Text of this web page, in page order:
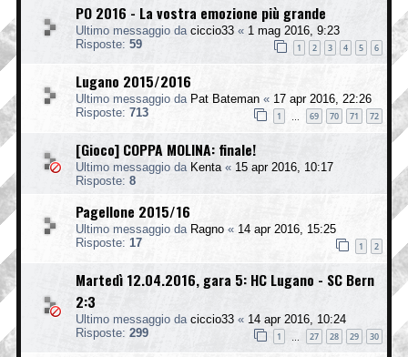
PO 2016 - La vostra emozione più grande
Ultimo messaggio da ciccio33 « 1 mag 2016, 9:23
Risposte: 59 1 2 3 4 5 6
Lugano 2015/2016
Ultimo messaggio da Pat Bateman « 17 apr 2016, 22:26
Risposte: 713 1 69 70 71 72
[Gioco] COPPA MOLINA: finale!
Ultimo messaggio da Kenta « 15 apr 2016, 10:17
Risposte: 8
Pagellone 2015/16
Ultimo messaggio da Ragno « 14 apr 2016, 15:25
Risposte: 17 1 2
Martedì 12.04.2016, gara 5: HC Lugano - SC Bern
2:3
Ultimo messaggio da ciccio33 « 14 apr 2016, 10:24
Risposte: 299 1 27 28 29 30